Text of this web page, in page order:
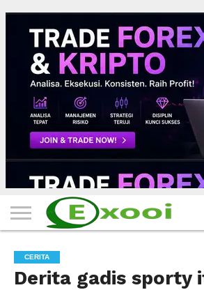
HOME
FILTER
BERITA
BIODATA
CERITA
CERPEN
EKSKLUSIF
FOTO
VIDEO
TIPS
MORE
CERITA
Derita gadis sporty